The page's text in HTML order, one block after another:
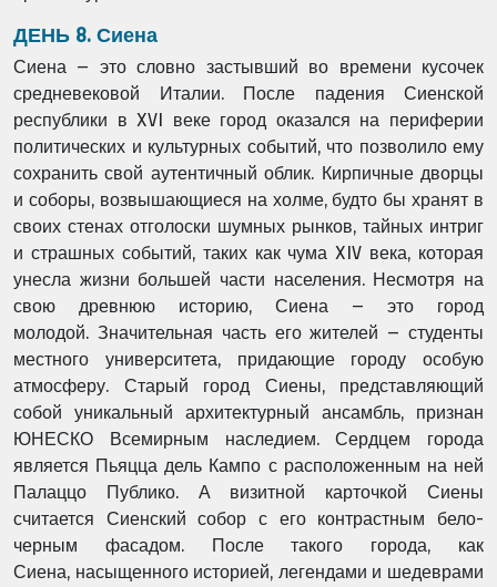
ДЕНЬ 8. Сиена
Сиена – это словно застывший во времени кусочек
средневековой Италии. После падения Сиенской
республики в XVI веке город оказался на периферии
политических и культурных событий, что позволило ему
сохранить свой аутентичный облик. Кирпичные дворцы
и соборы, возвышающиеся на холме, будто бы хранят в
своих стенах отголоски шумных рынков, тайных интриг
и страшных событий, таких как чума XIV века, которая
унесла жизни большей части населения. Несмотря на
свою древнюю историю, Сиена – это город
молодой. Значительная часть его жителей – студенты
местного университета, придающие городу особую
атмосферу. Старый город Сиены, представляющий
собой уникальный архитектурный ансамбль, признан
ЮНЕСКО Всемирным наследием. Сердцем города
является Пьяцца дель Кампо с расположенным на ней
Палаццо Публико. А визитной карточкой Сиены
считается Сиенский собор с его контрастным бело-
черным фасадом. После такого города, как
Сиена, насыщенного историей, легендами и шедеврами